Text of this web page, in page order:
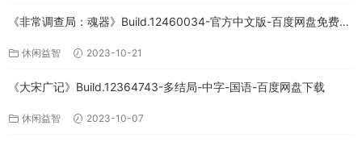
《非常调查局：魂器》Build.12460034-官方中文版-百度网盘免费下
休闲益智 2023-10-21
《大宋广记》Build.12364743-多结局-中字-国语-百度网盘下载
休闲益智 2023-10-07